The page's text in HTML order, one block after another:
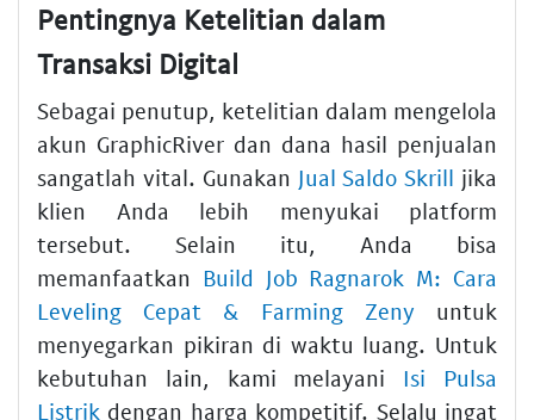
Pentingnya Ketelitian dalam
Transaksi Digital
Sebagai penutup, ketelitian dalam mengelola
akun GraphicRiver dan dana hasil penjualan
sangatlah vital. Gunakan Jual Saldo Skrill jika
klien Anda lebih menyukai platform
tersebut. Selain itu, Anda bisa
memanfaatkan Build Job Ragnarok M: Cara
Leveling Cepat & Farming Zeny untuk
menyegarkan pikiran di waktu luang. Untuk
kebutuhan lain, kami melayani Isi Pulsa
Listrik dengan harga kompetitif. Selalu ingat